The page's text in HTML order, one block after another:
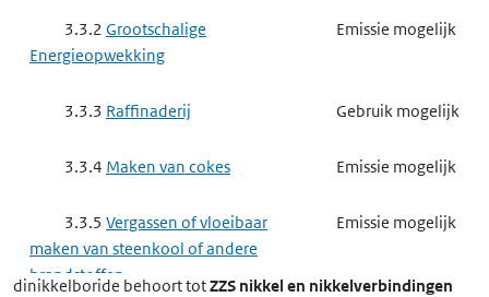
3.3.2 Grootschalige
Energieopwekking
Emissie mogelijk
3.3.3 Raffinaderij Gebruik mogelijk
3.3.4 Maken van cokes Emissie mogelijk
3.3.5 Vergassen of vloeibaar
maken van steenkool of andere
brandstoffen
Emissie mogelijk
dinikkelboride behoort totZZS nikkel en nikkelverbindingen